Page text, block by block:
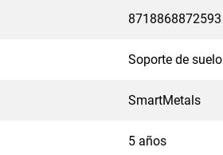
8718868872593
Soporte de suelo
SmartMetals
5 años